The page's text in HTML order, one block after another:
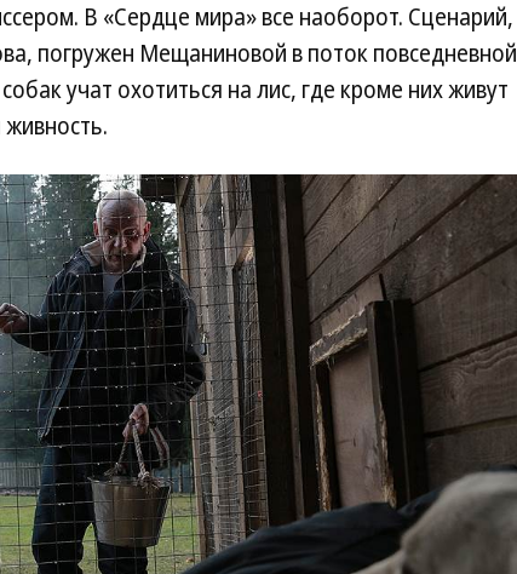
В «Сердце мира» все наоборот. Сценарий,
погружен Мещаниновой в поток повседневной
учат охотиться на лис, где кроме них живут